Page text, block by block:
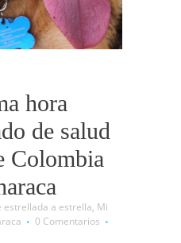
hora
de salud
Colombia
estrellada a estrella, Mi
0 Comentarios